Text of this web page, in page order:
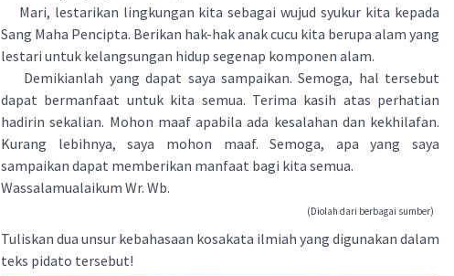
Mari, lestarikan lingkungan kita sebagai wujud syukur kita kepada
Sang Maha Pencipta. Berikan hak-hak anak cucu kita berupa alam yang
lestari untuk kelangsungan hidup segenap komponen alam.
Demikianlah yang dapat saya sampaikan. Semoga, hal tersebut
dapat bermanfaat untuk kita semua. Terima kasih atas perhatian
hadirin sekalian. Mohon maaf apabila ada kesalahan dan kekhilafan.
Kurang lebihnya, saya mohon maaf. Semoga, apa yang saya
sampaikan dapat memberikan manfaat bagi kita semua.
Wassalamualaikum Wr. Wb.
(Diolah dari berbagai sumber)
Tuliskan dua unsur kebahasaan kosakata ilmiah yang digunakan dalam
teks pidato tersebut!